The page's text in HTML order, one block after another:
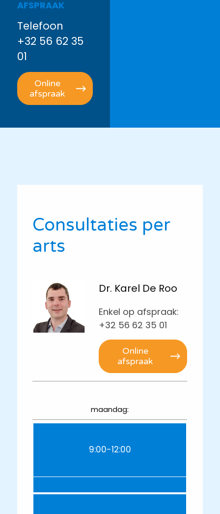
AFSPRAAK
Telefoon
+32 56 62 35
01
Online
afspraak
Consultaties per
arts
Dr. Karel De Roo
Enkel op afspraak:
+32 56 62 35 01
Online
afspraak
maandag:
9:00-12:00